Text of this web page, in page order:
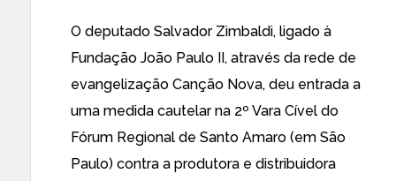
O deputado Salvador Zimbaldi, ligado à
Fundação João Paulo II, através da rede de
evangelização Canção Nova, deu entrada a
uma medida cautelarna 2º Vara Cível do
Fórum Regional de Santo Amaro (em São
Paulo) contra a produtora e distribuidora